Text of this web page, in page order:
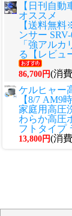
【日刊自
オススメ
【送料無
ンサー
「強アルカ
る【レビュ
86,700円(消
ケルヒャー
【8/7 AM9
家庭用高圧
わらか高圧
フトタイプ
13,800円(消